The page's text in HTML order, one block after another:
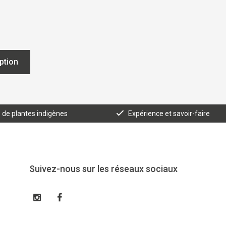
plantes indigènes Expérience et savoir-faire
Suivez-nous sur les réseaux sociaux